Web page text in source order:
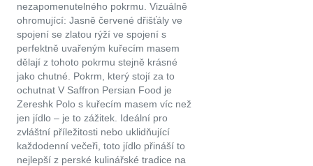
nezapomenutelného pokrmu. Vizuálně
ohromující: Jasně červené dřišťály ve
spojení se zlatou rýží ve spojení s
perfektně uvařeným kuřecím masem
dělají z tohoto pokrmu stejně krásné
jako chutné. Pokrm, který stojí za to
ochutnat V Saffron Persian Food je
Zereshk Polo s kuřecím masem víc než
jen jídlo – je to zážitek. Ideální pro
zvláštní příležitosti nebo uklidňující
každodenní večeři, toto jídlo přináší to
nejlepší z perské kulinářské tradice na